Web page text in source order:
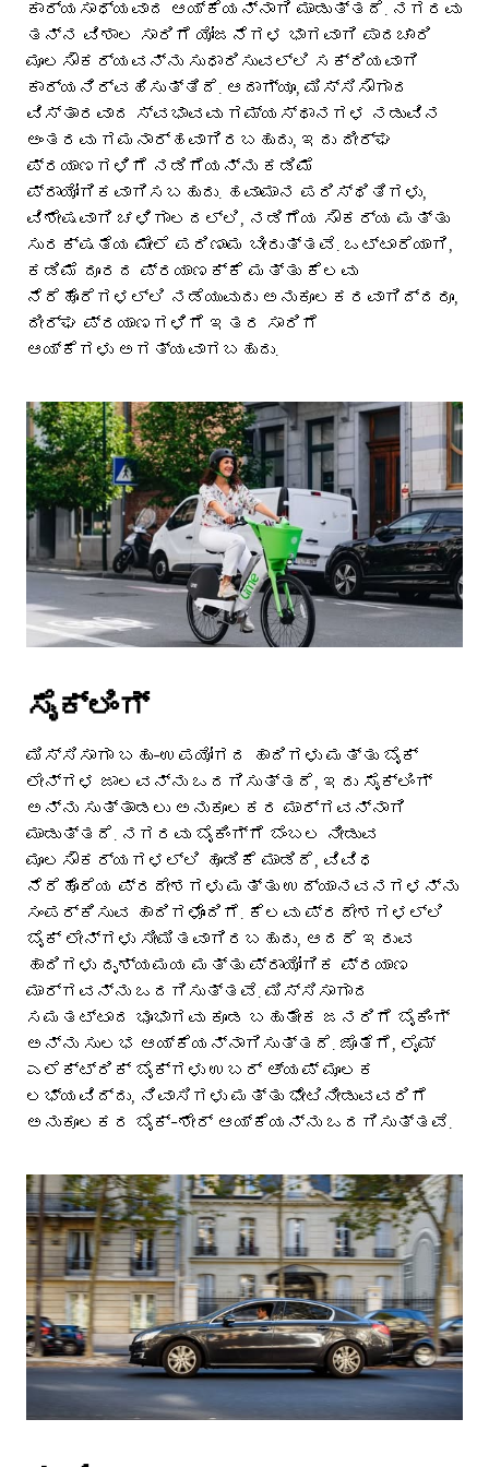
ಕಾರ್ಯಸಾಧ್ಯವಾದ ಆಯ್ಕೆಯನ್ನಾಗಿ ಮಾಡುತ್ತದೆ. ನಗರವು
ತನ್ನ ವಿಶಾಲ ಸಾರಿಗೆ ಯೋಜನೆಗಳ ಭಾಗವಾಗಿ ಪಾದಚಾರಿ
ಮೂಲಸೌಕರ್ಯವನ್ನು ಸುಧಾರಿಸುವಲ್ಲಿ ಸಕ್ರಿಯವಾಗಿ
ಕಾರ್ಯನಿರ್ವಹಿಸುತ್ತಿದೆ. ಆದಾಗ್ಯೂ, ಮಿಸ್ಸಿಸೌಗಾದ
ವಿಸ್ತಾರವಾದ ಸ್ವಭಾವವು ಗಮ್ಯಸ್ಥಾನಗಳ ನಡುವಿನ
ಅಂತರವು ಗಮನಾರ್ಹವಾಗಿರಬಹುದು, ಇದು ದೀರ್ಘ
ಪ್ರಯಾಣಗಳಿಗೆ ನಡಿಗೆಯನ್ನು ಕಡಿಮೆ
ಪ್ರಾಯೋಗಿಕವಾಗಿಸಬಹುದು. ಹವಾಮಾನ ಪರಿಸ್ಥಿತಿಗಳು,
ವಿಶೇಷವಾಗಿ ಚಳಿಗಾಲದಲ್ಲಿ, ನಡಿಗೆಯ ಸೌಕರ್ಯ ಮತ್ತು
ಸುರಕ್ಷತೆಯ ಮೇಲೆ ಪರಿಣಾಮ ಬೀರುತ್ತವೆ. ಒಟ್ಟಾರೆಯಾಗಿ,
ಕಡಿಮೆ ದೂರದ ಪ್ರಯಾಣಕ್ಕೆ ಮತ್ತು ಕೆಲವು
ನೆರೆಹೊರೆಗಳಲ್ಲಿ ನಡೆಯುವುದು ಅನುಕೂಲಕರವಾಗಿದ್ದರೂ,
ದೀರ್ಘ ಪ್ರಯಾಣಗಳಿಗೆ ಇತರ ಸಾರಿಗೆ
ಆಯ್ಕೆಗಳು ಅಗತ್ಯವಾಗಬಹುದು.
ಸೈಕ್ಲಿಂಗ್
ಮಿಸ್ಸಿಸಾಗಾ ಬಹು-ಉಪಯೋಗದ ಹಾದಿಗಳು ಮತ್ತು ಬೈಕ್
ಲೇನ್‌ಗಳ ಜಾಲವನ್ನು ಒದಗಿಸುತ್ತದೆ, ಇದು ಸೈಕ್ಲಿಂಗ್
ಅನ್ನು ಸುತ್ತಾಡಲು ಅನುಕೂಲಕರ ಮಾರ್ಗವನ್ನಾಗಿ
ಮಾಡುತ್ತದೆ. ನಗರವು ಬೈಕಿಂಗ್‌ಗೆ ಬೆಂಬಲ ನೀಡುವ
ಮೂಲಸೌಕರ್ಯಗಳಲ್ಲಿ ಹೂಡಿಕೆ ಮಾಡಿದೆ, ವಿವಿಧ
ನೆರೆಹೊರೆಯ ಪ್ರದೇಶಗಳು ಮತ್ತು ಉದ್ಯಾನವನಗಳನ್ನು
ಸಂಪರ್ಕಿಸುವ ಹಾದಿಗಳೊಂದಿಗೆ. ಕೆಲವು ಪ್ರದೇಶಗಳಲ್ಲಿ
ಬೈಕ್ ಲೇನ್‌ಗಳು ಸೀಮಿತವಾಗಿರಬಹುದು, ಆದರೆ ಇರುವ
ಹಾದಿಗಳು ದೃಶ್ಯಮಯ ಮತ್ತು ಪ್ರಾಯೋಗಿಕ ಪ್ರಯಾಣ
ಮಾರ್ಗವನ್ನು ಒದಗಿಸುತ್ತವೆ. ಮಿಸ್ಸಿಸಾಗಾದ
ಸಮತಟ್ಟಾದ ಭೂಭಾಗವು ಕೂಡ ಬಹುತೇಕ ಜನರಿಗೆ ಬೈಕಿಂಗ್
ಅನ್ನು ಸುಲಭ ಆಯ್ಕೆಯನ್ನಾಗಿಸುತ್ತದೆ. ಜೊತೆಗೆ, ಲೈಮ್
ಎಲೆಕ್ಟ್ರಿಕ್ ಬೈಕ್‌ಗಳು ಉಬರ್ ಆ್ಯಪ್ ಮೂಲಕ
ಲಭ್ಯವಿದ್ದು, ನಿವಾಸಿಗಳು ಮತ್ತು ಭೇಟಿನೀಡುವವರಿಗೆ
ಅನುಕೂಲಕರ ಬೈಕ್-ಶೇರ್ ಆಯ್ಕೆಯನ್ನು ಒದಗಿಸುತ್ತವೆ.